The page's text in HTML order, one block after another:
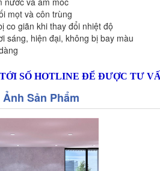
mọt và côn trùng
co giãn khi thay đổi nhiệt độ
sáng, hiện đại, không bị bay màu
SỐ HOTLINE ĐỂ ĐƯỢC TƯ
Sản Phẩm